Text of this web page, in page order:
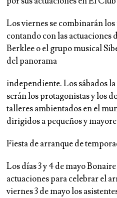
Los viernes se combinarán
contando con las actuaciones
Berklee o el grupo musical
del panorama
independiente. Los sábados
serán los protagonistas y los
talleres ambientados en el
dirigidos a pequeños y
Fiesta de arranque de
Los días 3 y 4 de mayo
actuaciones para celebrar el
viernes 3 de mayo los